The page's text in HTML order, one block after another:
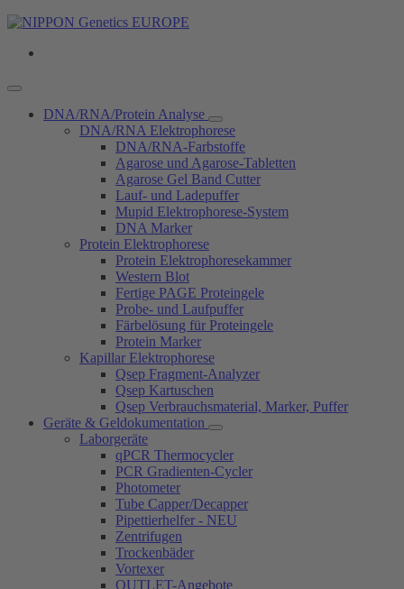
DNA/RNA/Protein Analyse
DNA/RNA Elektrophorese
DNA/RNA-Farbstoffe
Agarose und Agarose-Tabletten
Agarose Gel Band Cutter
Lauf- und Ladepuffer
Mupid Elektrophorese-System
DNA Marker
Protein Elektrophorese
Protein Elektrophoresekammer
Western Blot
Fertige PAGE Proteingele
Probe- und Laufpuffer
Färbelösung für Proteingele
Protein Marker
Kapillar Elektrophorese
Qsep Fragment-Analyzer
Qsep Kartuschen
Qsep Verbrauchsmaterial, Marker, Puffer
Geräte & Geldokumentation
Laborgeräte
qPCR Thermocycler
PCR Gradienten-Cycler
Photometer
Tube Capper/Decapper
Pipettierhelfer - NEU
Zentrifugen
Trockenbäder
Vortexer
OUTLET-Angebote